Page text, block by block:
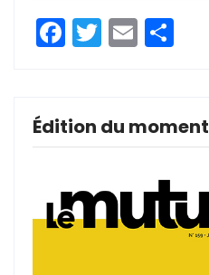
Facebook
Twitter
Email
Édition du moment